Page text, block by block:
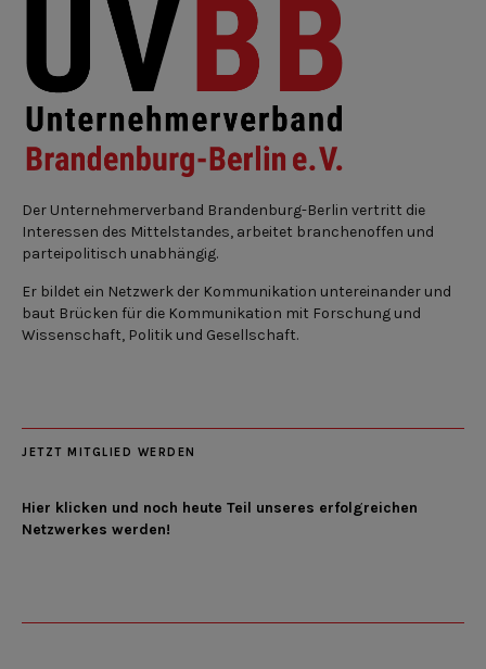
Der Unternehmerverband Brandenburg-Berlin vertritt die
Interessen des Mittelstandes, arbeitet branchenoffen und
parteipolitisch unabhängig.
Er bildet ein Netzwerk der Kommunikation untereinander und
baut Brücken für die Kommunikation mit Forschung und
Wissenschaft, Politik und Gesellschaft.
JETZT MITGLIED WERDEN
Hier klicken und noch heute Teil unseres erfolgreichen
Netzwerkes werden!